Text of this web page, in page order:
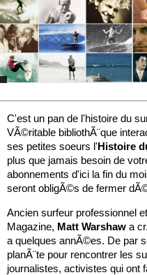
C'est un pan de l'histoire du
VÃ©ritable bibliothÃ¨que
ses petites soeurs l'Histoire
plus que jamais besoin de
abonnements d'ici la fin du
seront obligÃ©s de fermer
Ancien surfeur professionnel
Magazine, Matt Warshaw a
a quelques annÃ©es. De par
planÃ¨te pour rencontrer les
journalistes, activistes qui ont